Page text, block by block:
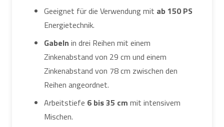
Geeignet für die Verwendung mit ab 150 PS
Energietechnik.
Gabeln in drei Reihen mit einem
Zinkenabstand von 29 cm und einem
Zinkenabstand von 78 cm zwischen den
Reihen angeordnet.
Arbeitstiefe 6 bis 35 cm mit intensivem
Mischen.